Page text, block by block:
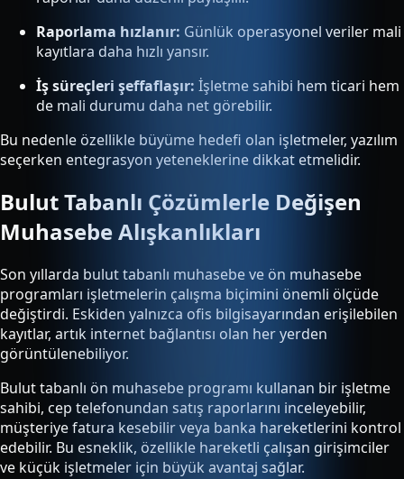
Raporlama hızlanır: Günlük operasyonel veriler mali
kayıtlara daha hızlı yansır.
İş süreçleri şeffaflaşır: İşletme sahibi hem ticari hem
de mali durumu daha net görebilir.
Bu nedenle özellikle büyüme hedefi olan işletmeler, yazılım
seçerken entegrasyon yeteneklerine dikkat etmelidir.
Bulut Tabanlı Çözümlerle Değişen
Muhasebe Alışkanlıkları
Son yıllarda bulut tabanlı muhasebe ve ön muhasebe
programları işletmelerin çalışma biçimini önemli ölçüde
değiştirdi. Eskiden yalnızca ofis bilgisayarından erişilebilen
kayıtlar, artık internet bağlantısı olan her yerden
görüntülenebiliyor.
Bulut tabanlı ön muhasebe programı kullanan bir işletme
sahibi, cep telefonundan satış raporlarını inceleyebilir,
müşteriye fatura kesebilir veya banka hareketlerini kontrol
edebilir. Bu esneklik, özellikle hareketli çalışan girişimciler
ve küçük işletmeler için büyük avantaj sağlar.